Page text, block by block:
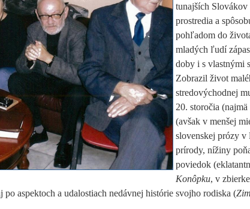
tunajších Slovákov
prostredia a
pohľadom do
mladých ľudí
doby i s vlastnými
Zobrazil život
stredovýchodnej
20. storočia
(avšak v menšej
slovenskej prózy v
prírody, nížiny
poviedok
Konôpku, v zbierke
aspektoch a udalostiach nedávnej histórie svojho rodiska (